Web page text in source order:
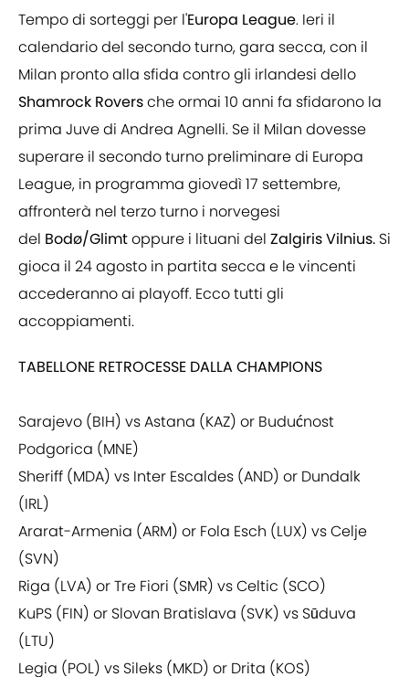
Tempo di sorteggi per l'Europa League. Ieri il
calendario del secondo turno, gara secca, con il
Milan pronto alla sfida contro gli irlandesi dello
Shamrock Roversche ormai 10 anni fa sfidarono la
prima Juve di Andrea Agnelli. Se il Milan dovesse
superare il secondo turno preliminare di Europa
League, in programma giovedì 17 settembre,
affronterà nel terzo turno i norvegesi
del Bodø/Glimtoppure i lituani del Zalgiris Vilnius. Si
gioca il 24 agosto in partita secca e le vincenti
accederanno ai playoff. Ecco tutti gli
accoppiamenti.
TABELLONE RETROCESSE DALLA CHAMPIONS
Sarajevo (BIH) vs Astana (KAZ) or Budućnost
Podgorica (MNE)
Sheriff (MDA) vs Inter Escaldes (AND) or Dundalk
(IRL)
Ararat-Armenia (ARM) or Fola Esch (LUX) vs Celje
(SVN)
Riga (LVA) or Tre Fiori (SMR) vs Celtic (SCO)
KuPS (FIN) or Slovan Bratislava (SVK) vs Sūduva
(LTU)
Legia (POL) vs Sileks (MKD) or Drita (KOS)